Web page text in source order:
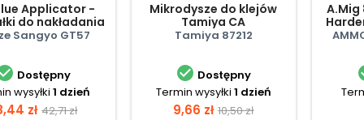
Applicator -
do nakładania
szpachlówki
Sangyo GT57
Dostępny
wysyłki 1 dzień
zł Cena
42,71 zł
Mikrodysze do klejów
Tamiya CA
Tamiya 87212
 Dostępny
Termin wysyłki 1 dzień
Cena
9,66 zł Cena
10,50 zł
For